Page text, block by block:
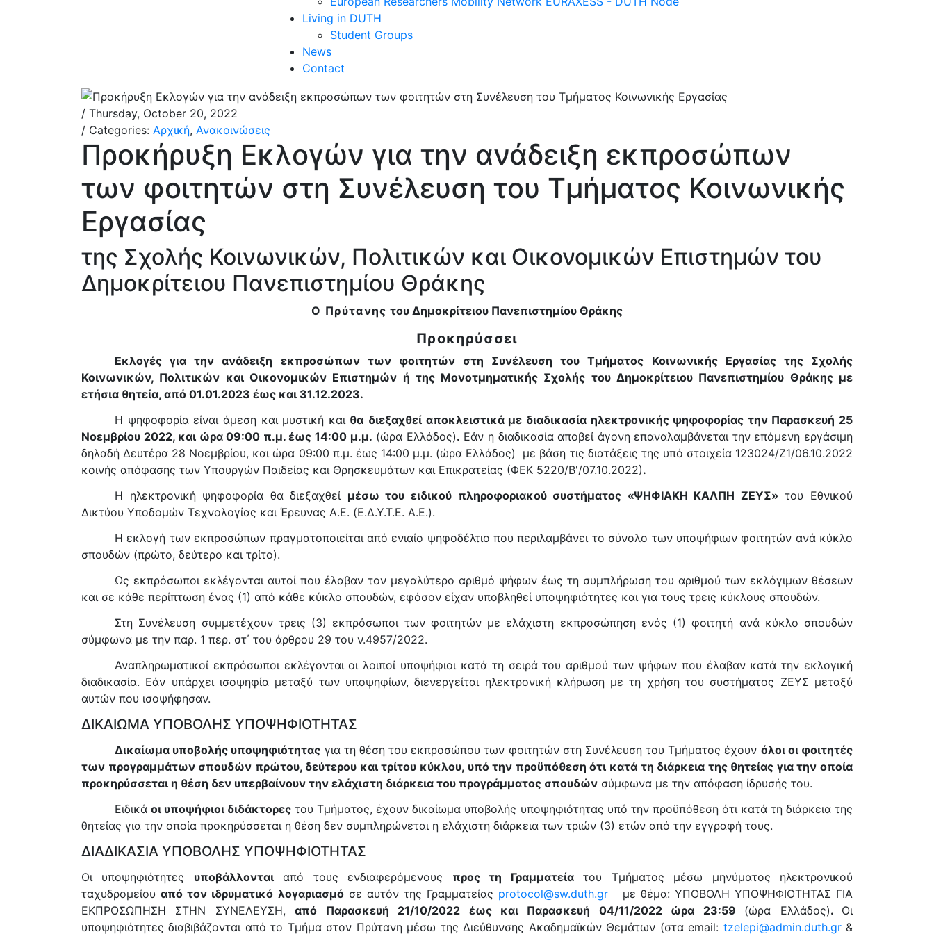
Living in DUTH
Student Groups
News
Contact
/ Thursday, October 20, 2022
/ Categories: Αρχική, Ανακοινώσεις
Προκήρυξη Εκλογών για την ανάδειξη εκπροσώπων
των φοιτητών στη Συνέλευση του Τμήματος Κοινωνικής
Εργασίας
της Σχολής Κοινωνικών, Πολιτικών και Οικονομικών Επιστημών του
Δημοκρίτειου Πανεπιστημίου Θράκης
Ο Πρύτανης του Δημοκρίτειου Πανεπιστημίου Θράκης
Προκηρύσσει
Εκλογές για την ανάδειξη εκπροσώπων των φοιτητών στη Συνέλευση του Τμήματος Κοινωνικής Εργασίας της Σχολής
Κοινωνικών, Πολιτικών και Οικονομικών Επιστημών ή της Μονοτμηματικής Σχολής του Δημοκρίτειου Πανεπιστημίου Θράκης με
ετήσια θητεία, από 01.01.2023 έως και 31.12.2023.
Η ψηφοφορία είναι άμεση και μυστική και θα διεξαχθεί αποκλειστικά με διαδικασία ηλεκτρονικής ψηφοφορίας την Παρασκευή 25
Νοεμβρίου 2022, και ώρα 09:00 π.μ. έως 14:00 μ.μ. (ώρα Ελλάδος). Εάν η διαδικασία αποβεί άγονη επαναλαμβάνεται την επόμενη εργάσιμη
δηλαδή Δευτέρα 28 Νοεμβρίου, και ώρα 09:00 π.μ. έως 14:00 μ.μ. (ώρα Ελλάδος) με βάση τις διατάξεις της υπό στοιχεία 123024/Ζ1/06.10.2022
κοινής απόφασης των Υπουργών Παιδείας και Θρησκευμάτων και Επικρατείας (ΦΕΚ 5220/Β'/07.10.2022).
Η ηλεκτρονική ψηφοφορία θα διεξαχθεί μέσω του ειδικού πληροφοριακού συστήματος «ΨΗΦΙΑΚΗ ΚΑΛΠΗ ΖΕΥΣ» του Εθνικού
Δικτύου Υποδομών Τεχνολογίας και Έρευνας A.E. (Ε.Δ.Υ.Τ.Ε. A.E.).
Η εκλογή των εκπροσώπων πραγματοποιείται από ενιαίο ψηφοδέλτιο που περιλαμβάνει το σύνολο των υποψήφιων φοιτητών ανά κύκλο
σπουδών (πρώτο, δεύτερο και τρίτο).
Ως εκπρόσωποι εκλέγονται αυτοί που έλαβαν τον μεγαλύτερο αριθμό ψήφων έως τη συμπλήρωση του αριθμού των εκλόγιμων θέσεων
και σε κάθε περίπτωση ένας (1) από κάθε κύκλο σπουδών, εφόσον είχαν υποβληθεί υποψηφιότητες και για τους τρεις κύκλους σπουδών.
Στη Συνέλευση συμμετέχουν τρεις (3) εκπρόσωποι των φοιτητών με ελάχιστη εκπροσώπηση ενός (1) φοιτητή ανά κύκλο σπουδών
σύμφωνα με την παρ. 1 περ. στ΄ του άρθρου 29 του ν.4957/2022.
Αναπληρωματικοί εκπρόσωποι εκλέγονται οι λοιποί υποψήφιοι κατά τη σειρά του αριθμού των ψήφων που έλαβαν κατά την εκλογική
διαδικασία. Εάν υπάρχει ισοψηφία μεταξύ των υποψηφίων, διενεργείται ηλεκτρονική κλήρωση με τη χρήση του συστήματος ΖΕΥΣ μεταξύ
αυτών που ισοψήφησαν.
ΔΙΚΑΙΩΜΑ ΥΠΟΒΟΛΗΣ ΥΠΟΨΗΦΙΟΤΗΤΑΣ
Δικαίωμα υποβολής υποψηφιότητας για τη θέση του εκπροσώπου των φοιτητών στη Συνέλευση του Τμήματος έχουν όλοι οι φοιτητές
των προγραμμάτων σπουδών πρώτου, δεύτερου και τρίτου κύκλου, υπό την προϋπόθεση ότι κατά τη διάρκεια της θητείας για την οποία
προκηρύσσεται η θέση δεν υπερβαίνουν την ελάχιστη διάρκεια του προγράμματος σπουδών σύμφωνα με την απόφαση ίδρυσής του.
Ειδικάοι υποψήφιοι διδάκτορες του Τμήματος, έχουν δικαίωμα υποβολής υποψηφιότητας υπό την προϋπόθεση ότι κατά τη διάρκεια της
θητείας για την οποία προκηρύσσεται η θέση δεν συμπληρώνεται η ελάχιστη διάρκεια των τριών (3) ετών από την εγγραφή τους.
ΔΙΑΔΙΚΑΣΙΑ ΥΠΟΒΟΛΗΣ ΥΠΟΨΗΦΙΟΤΗΤΑΣ
Οι υποψηφιότητες υποβάλλονταιαπό τους ενδιαφερόμενους προς τη Γραμματείατου Τμήματος μέσω μηνύματος ηλεκτρονικού
ταχυδρομείουαπό τον ιδρυματικό λογαριασμόσε αυτόν της Γραμματείας protocol@sw.duth.gr
με θέμα: ΥΠΟΒΟΛΗ ΥΠΟΨΗΦΙΟΤΗΤΑΣ ΓΙΑ
ΕΚΠΡΟΣΩΠΗΣΗ ΣΤΗΝ ΣΥΝΕΛΕΥΣΗ,από Παρασκευή 21/10/2022 έως και Παρασκευή 04/11/2022 ώρα 23:59 (ώρα Ελλάδος). Οι
υποψηφιότητες διαβιβάζονται από το Τμήμα στον Πρύτανη μέσω της Διεύθυνσης Ακαδημαϊκών Θεμάτων (στα email: tzelepi@admin.duth.gr&